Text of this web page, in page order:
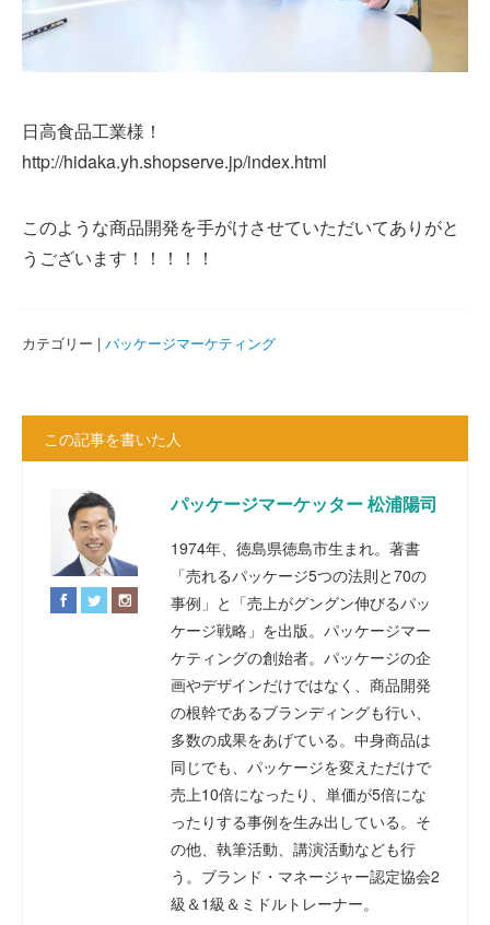
日高食品工業様！
http://hidaka.yh.shopserve.jp/index.html
このような商品開発を手がけさせていただいてありがと
うございます！！！！！
カテゴリー | パッケージマーケティング
この記事を書いた人
パッケージマーケッター 松浦陽司
1974年、徳島県徳島市生まれ。著書
「売れるパッケージ5つの法則と70の
事例」と「売上がグングン伸びるパッ
ケージ戦略」を出版。パッケージマー
ケティングの創始者。パッケージの企
画やデザインだけではなく、商品開発
の根幹であるブランディングも行い、
多数の成果をあげている。中身商品は
同じでも、パッケージを変えただけで
売上10倍になったり、単価が5倍にな
ったりする事例を生み出している。そ
の他、執筆活動、講演活動なども行
う。ブランド・マネージャー認定協会2
級＆1級＆ミドルトレーナー。